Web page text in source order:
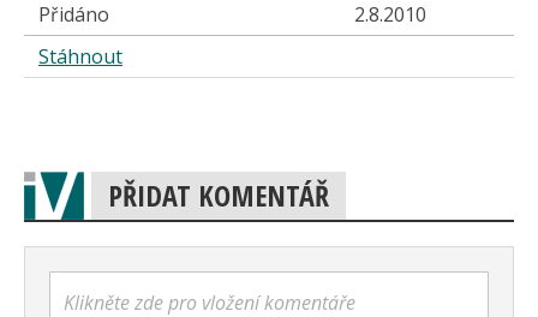
Přidáno
2.8.2010
Stáhnout
PŘIDAT KOMENTÁŘ
Klikněte zde pro vložení komentáře